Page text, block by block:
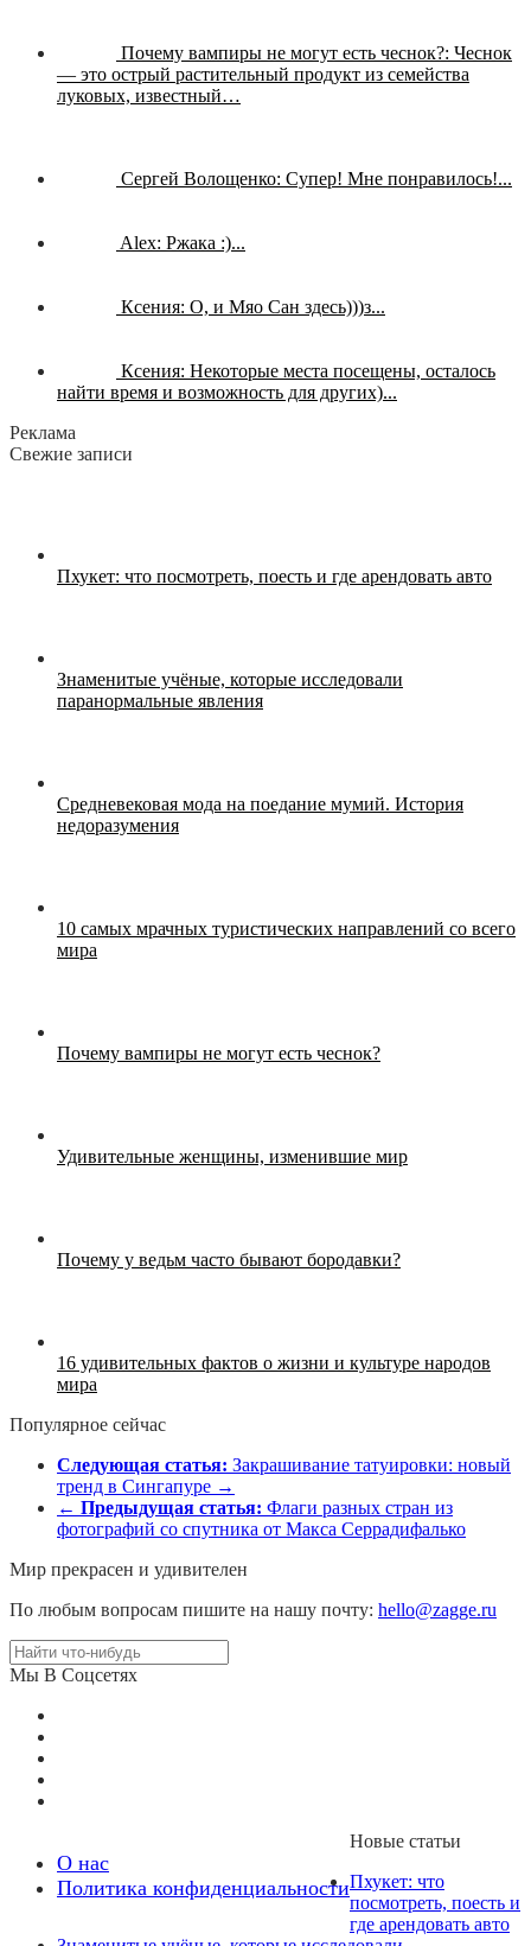
Почему вампиры не могут есть чеснок?: Чеснок
— это острый растительный продукт из семейства
луковых, известный…
Сергей Волощенко: Супер! Мне понравилось!...
Alex: Ржака :)...
Ксения: О, и Мяо Сан здесь)))з...
Ксения: Некоторые места посещены, осталось
найти время и возможность для других)...
Реклама
Свежие записи
Пхукет: что посмотреть, поесть и где арендовать авто
Знаменитые учёные, которые исследовали
паранормальные явления
Средневековая мода на поедание мумий. История
недоразумения
10 самых мрачных туристических направлений со всего
мира
Почему вампиры не могут есть чеснок?
Удивительные женщины, изменившие мир
Почему у ведьм часто бывают бородавки?
16 удивительных фактов о жизни и культуре народов
мира
Популярное сейчас
Следующая статья: Закрашивание татуировки: новый
тренд в Сингапуре →
← Предыдущая статья: Флаги разных стран из
фотографий со спутника от Макса Серрадифалько
Мир прекрасен и удивителен
По любым вопросам пишите на нашу почту: hello@zagge.ru
Мы В Соцсетях
О нас
Политика конфиденциальности
Новые статьи
Пхукет: что
посмотреть, поесть и
где арендовать авто